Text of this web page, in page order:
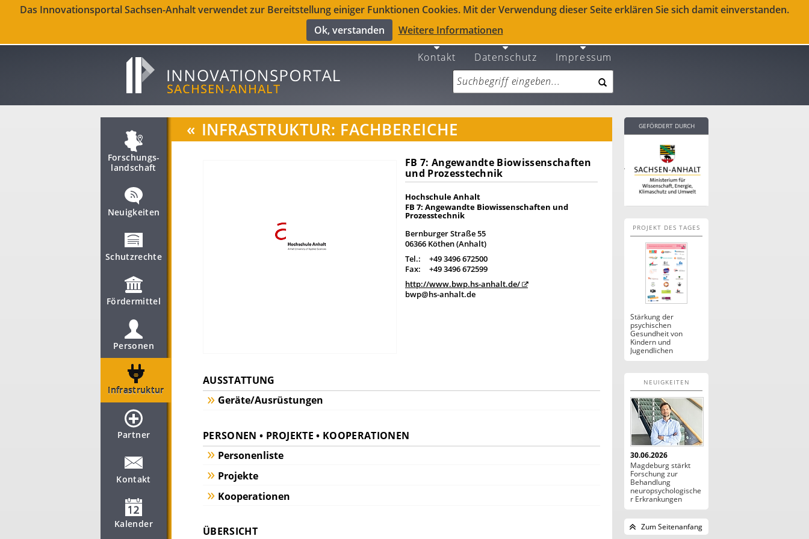
Das Innovationsportal Sachsen-Anhalt verwendet zur Bereitstellung einiger Funktionen Cookies. Mit der Verwendung dieser Seite erklären Sie sich damit einverstanden.
Ok, verstanden
Weitere Informationen
Kontakt Datenschutz Impressum
Forschungs­
landschaft
Neuigkeiten
Schutzrechte
Fördermittel
Personen
Infrastruktur
Partner
Kontakt
Kalender
« INFRASTRUKTUR: FACHBEREICHE
FB 7: Angewandte Biowissenschaften
und Prozesstechnik
Hochschule Anhalt
FB 7: Angewandte Biowissenschaften und
Prozesstechnik
Bernburger Straße 55
06366 Köthen (Anhalt)
Tel.:
+49 3496 672500
Fax:
+49 3496 672599
http://www.bwp.hs-anhalt.de/
bwp@hs-anhalt.de
AUSSTATTUNG
Geräte/Ausrüstungen
PERSONEN • PROJEKTE • KOOPERATIONEN
Personenliste
Projekte
Kooperationen
ÜBERSICHT
GEFÖRDERT DURCH
PROJEKT DES TAGES
Stärkung der
psychischen
Gesundheit von
Kindern und
Jugendlichen
NEUIGKEITEN
30.06.2026
Magdeburg stärkt
Forschung zur
Behandlung
neuropsychologische
r Erkrankungen
Zum Seitenanfang